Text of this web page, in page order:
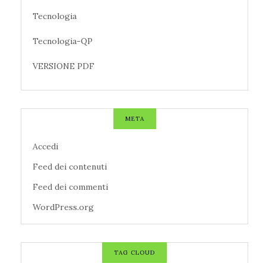
Tecnologia
Tecnologia-QP
VERSIONE PDF
META
Accedi
Feed dei contenuti
Feed dei commenti
WordPress.org
TAG CLOUD